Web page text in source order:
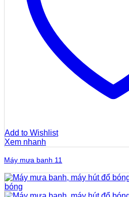
Add to Wishlist
Xem nhanh
Máy mưa banh 11